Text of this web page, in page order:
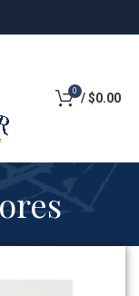
0 /$0.00